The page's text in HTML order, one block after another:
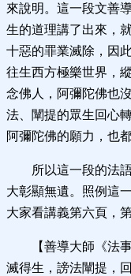
來說明。這一段文善
生的道理講了出來，
十惡的罪業滅除，因
往生西方極樂世界，
念佛人，阿彌陀佛也
法、闡提的眾生回心
阿彌陀佛的願力，也
所以這一段的法
大彰顯無遺。照例這
大家看講義第六頁，
【善導大師《法
滅得生，謗法闡提，